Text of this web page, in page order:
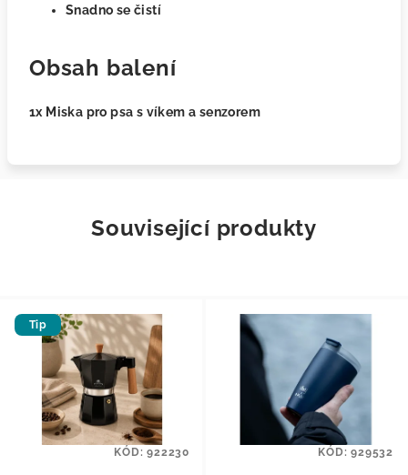
Snadno se čistí
Obsah balení
1x Miska pro psa s víkem a senzorem
Související produkty
Tip
KÓD:922230 KÓD:929532